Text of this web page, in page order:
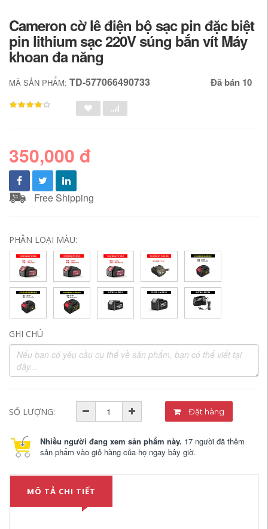
Cameron cờ lê điện bộ sạc pin đặc biệt
pin lithium sạc 220V súng bắn vít Máy
khoan đa năng
MÃ SẢN PHẨM: TD-577066490733 Đã bán 10
350,000 đ
Free Shipping
PHÂN LOẠI MÀU:
GHI CHÚ
SỐ LƯỢNG: Đặt hàng
Nhiều người đang xem sản phẩm này. 17 người đã thêm
sản phẩm vào giỏ hàng của họ ngay bây giờ.
MÔ TẢ CHI TIẾT